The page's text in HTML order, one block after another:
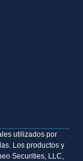
utilizados por
Los productos y
Securities, LLC,